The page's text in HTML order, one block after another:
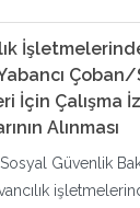
Çoban/
İçin Çalışma
Alınması
Güvenlik